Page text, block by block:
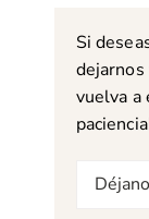
Si
vuelva a
Correo